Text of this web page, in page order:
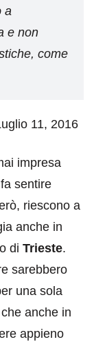
a
e non
come
11, 2016
impresa
sentire
riescono a
anche in
di Trieste.
sarebbero
una sola
anche in
appieno